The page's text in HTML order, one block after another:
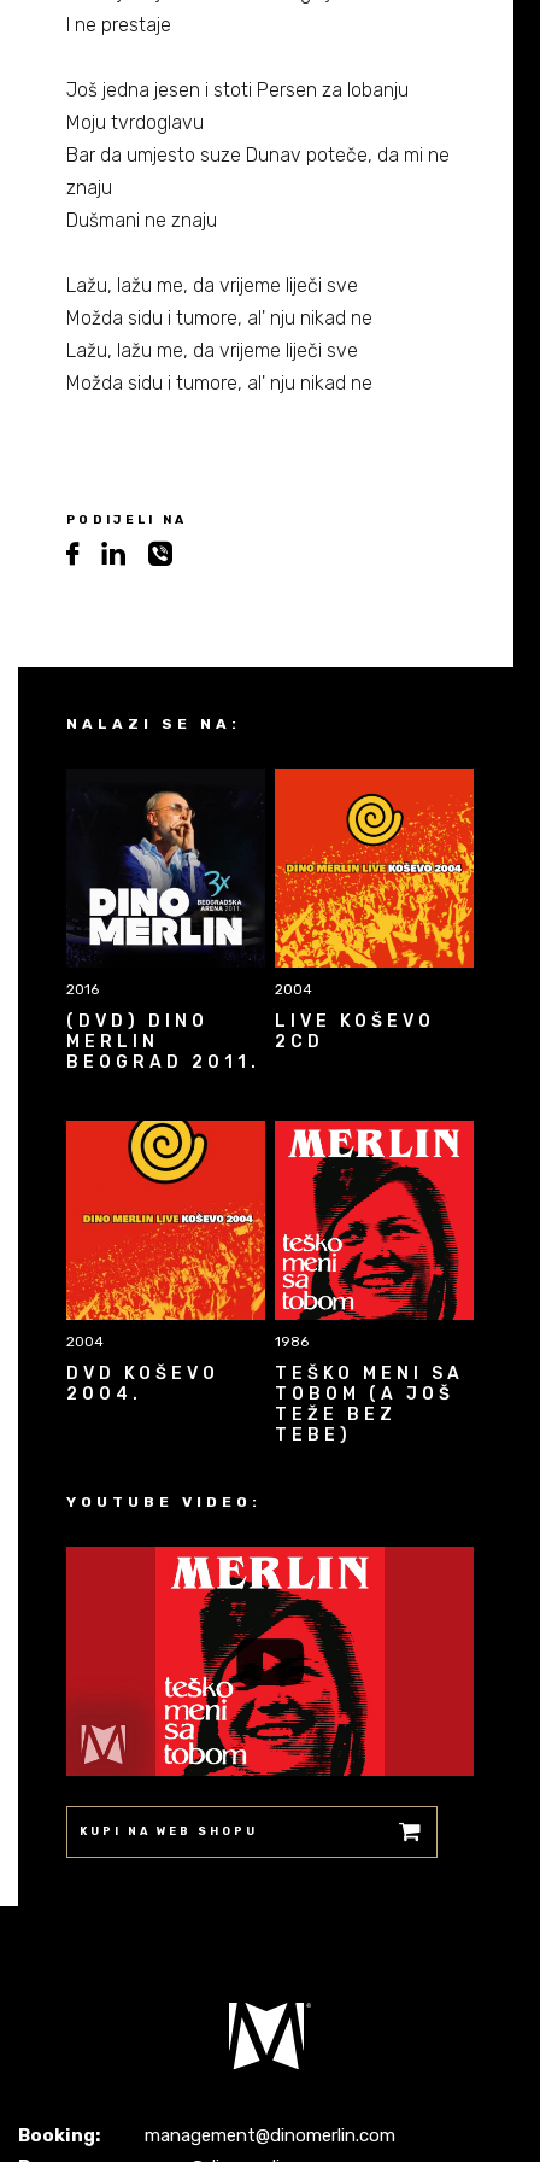
Kontakt
I ne prestaje
Još jedna jesen i stoti Persen za lobanju
Moju tvrdoglavu
Bar da umjesto suze Dunav poteče, da mi ne
znaju
Dušmani ne znaju
Lažu, lažu me, da vrijeme liječi sve
Možda sidu i tumore, al' nju nikad ne
Lažu, lažu me, da vrijeme liječi sve
Možda sidu i tumore, al' nju nikad ne
PODIJELI NA
NALAZI SE NA:
2016
(DVD) DINO
MERLIN
BEOGRAD 2011.
2004
LIVE KOŠEVO
2CD
2004
DVD KOŠEVO
2004.
1986
TEŠKO MENI SA
TOBOM (A JOŠ
TEŽE BEZ
TEBE)
YOUTUBE VIDEO:
KUPI NA WEB SHOPU
Booking:
management@dinomerlin.com